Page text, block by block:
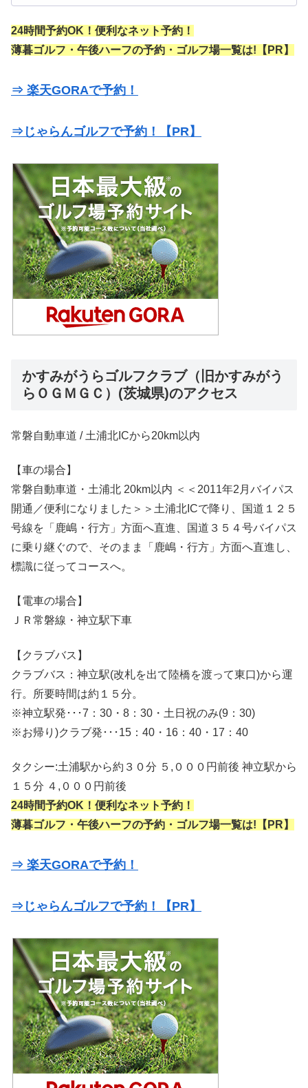
24時間予約OK！便利なネット予約！
薄暮ゴルフ・午後ハーフの予約・ゴルフ場一覧は!【PR】
⇒ 楽天GORAで予約！
⇒じゃらんゴルフで予約！【PR】
かすみがうらゴルフクラブ（旧かすみがう
らＯＧＭＧＣ）(茨城県)のアクセス
常磐自動車道 / 土浦北ICから20km以内
【車の場合】
常磐自動車道・土浦北 20km以内 ＜＜2011年2月バイパス
開通／便利になりました＞＞土浦北ICで降り、国道１２５
号線を「鹿嶋・行方」方面へ直進、国道３５４号バイパス
に乗り継ぐので、そのまま「鹿嶋・行方」方面へ直進し、
標識に従ってコースへ。
【電車の場合】
ＪＲ常磐線・神立駅下車
【クラブバス】
クラブバス：神立駅(改札を出て陸橋を渡って東口)から運
行。所要時間は約１５分。
※神立駅発･･･7：30・8：30・土日祝のみ(9：30)
※お帰り)クラブ発･･･15：40・16：40・17：40
タクシー:土浦駅から約３０分 ５,０００円前後 神立駅から
１５分 ４,０００円前後
24時間予約OK！便利なネット予約！
薄暮ゴルフ・午後ハーフの予約・ゴルフ場一覧は!【PR】
⇒ 楽天GORAで予約！
⇒じゃらんゴルフで予約！【PR】